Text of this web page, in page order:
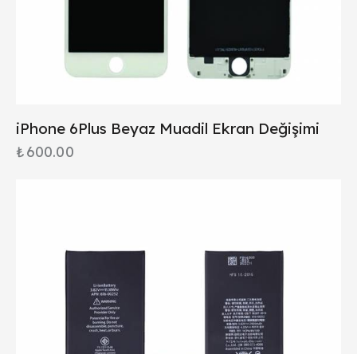
iPhone 6Plus Beyaz Muadil Ekran Değişimi
₺600.00